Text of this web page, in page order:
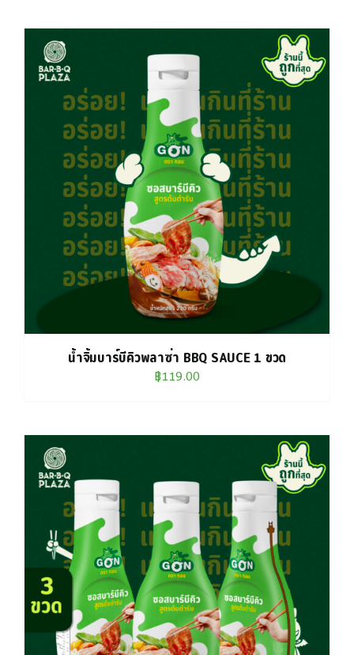
น้ำจิ้มบาร์บีคิวพลาซ่า BBQ SAUCE 1 ขวด
฿119.00